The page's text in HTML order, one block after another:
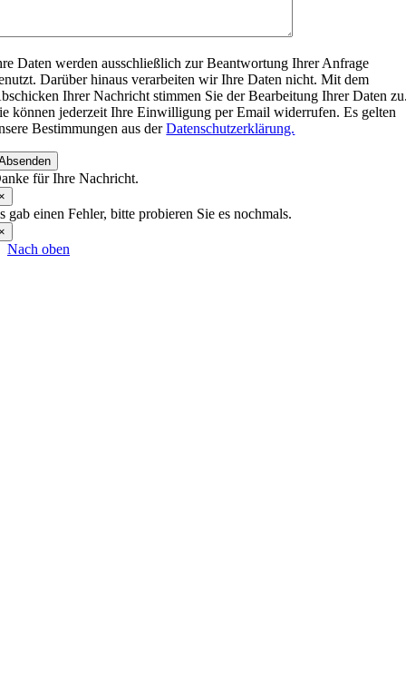
Daten werden ausschließlich zur Beantwortung Ihrer Anfrage
Darüber hinaus verarbeiten wir Ihre Daten nicht. Mit dem
Ihrer Nachricht stimmen Sie der Bearbeitung Ihrer Daten
können jederzeit Ihre Einwilligung per Email widerrufen. Es gelten
Bestimmungen aus derDatenschutzerklärung.
für Ihre Nachricht.
gab einen Fehler, bitte probieren Sie es nochmals.
Nach oben